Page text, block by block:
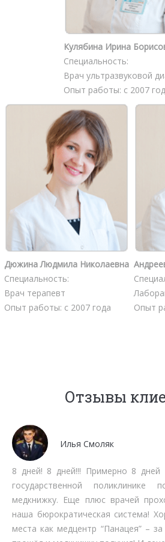
Кулябина Ирина
Специальность:
Врач ультразвуковой
Опыт работы: с 2007
Дюжина Людмила Николаевна
Специальность:
Врач терапевт
Опыт работы: с 2007 года
Опыт
Отзывы
Мочалов Дмитрий
Мне как бизнесмену нет времени
очередях. Работают быстро,
срокам прохождения. Рекомендую.